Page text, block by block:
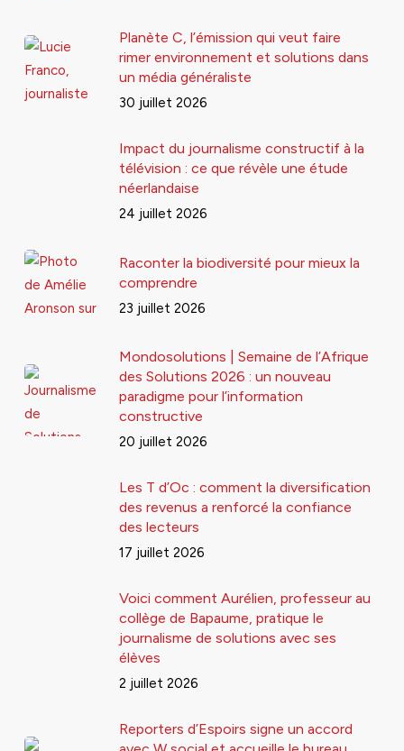
Planète C, l’émission qui veut faire
rimer environnement et solutions dans
un média généraliste
30 juillet 2026
Impact du journalisme constructif à la
télévision : ce que révèle une étude
néerlandaise
24 juillet 2026
Raconter la biodiversité pour mieux la
comprendre
23 juillet 2026
Mondosolutions | Semaine de l’Afrique
des Solutions 2026 : un nouveau
paradigme pour l’information
constructive
20 juillet 2026
Les T d’Oc : comment la diversification
des revenus a renforcé la confiance
des lecteurs
17 juillet 2026
Voici comment Aurélien, professeur au
collège de Bapaume, pratique le
journalisme de solutions avec ses
élèves
2 juillet 2026
Reporters d’Espoirs signe un accord